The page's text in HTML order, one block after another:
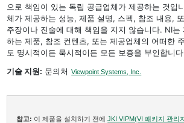
으로 책임이 있는 독립 공급업체가 제공하는 것입
체가 제공하는 성능, 제품 설명, 스펙, 참조 내용,
주장이나 진술에 대해 책임을 지지 않습니다. NI는
하는 제품, 참조 컨텐츠, 또는 제공업체의 어떠한
도 명시적이든 묵시적이든 모든 보증을 부인합니
기술 지원: 문의처 Viewpoint Systems, Inc.
참고: 이 제품을 설치하기 전에JKI VIPM(VI 패키지 관리